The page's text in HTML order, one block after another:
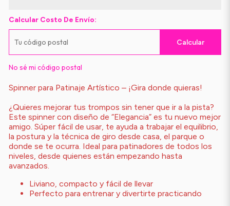
Calcular Costo De Envío:
Calcular
No sé mi código postal
Spinner para Patinaje Artístico – ¡Gira donde quieras!
¿Quieres mejorar tus trompos sin tener que ir a la pista?
Este spinner con diseño de “Elegancia” es tu nuevo mejor
amigo. Súper fácil de usar, te ayuda a trabajar el equilibrio,
la postura y la técnica de giro desde casa, el parque o
donde se te ocurra. Ideal para patinadores de todos los
niveles, desde quienes están empezando hasta
avanzados.
Liviano, compacto y fácil de llevar
Perfecto para entrenar y divertirte practicando